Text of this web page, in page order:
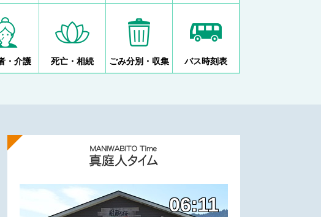
・介護 死亡・相続 ごみ分別・収集 バス時刻表
06:11